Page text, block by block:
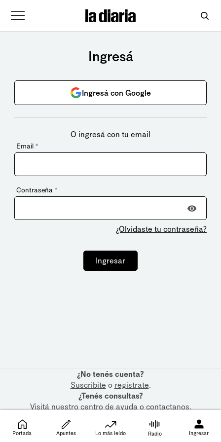
Ingresá
Ingresá con Google
O ingresá con tu email
Email *
Contraseña *
¿Olvidaste tu contraseña?
Ingresar
¿No tenés cuenta?
Suscribite o registrate.
¿Tenés consultas?
Visitá nuestrocentro de ayudaocontactanos.
Portada Apuntes Lo más leído Radio Ingresar